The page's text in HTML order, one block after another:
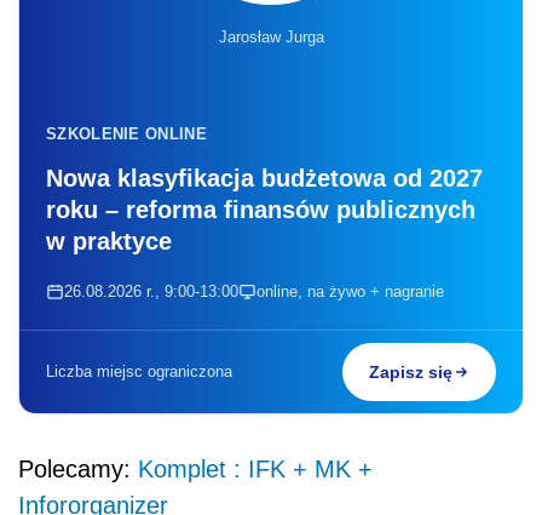
Jarosław Jurga
SZKOLENIE ONLINE
Nowa klasyfikacja budżetowa od 2027
roku – reforma finansów publicznych
w praktyce
26.08.2026 r., 9:00-13:00 online, na żywo + nagranie
Liczba miejsc ograniczona Zapisz się
Polecamy: Komplet : IFK + MK +
Infororganizer